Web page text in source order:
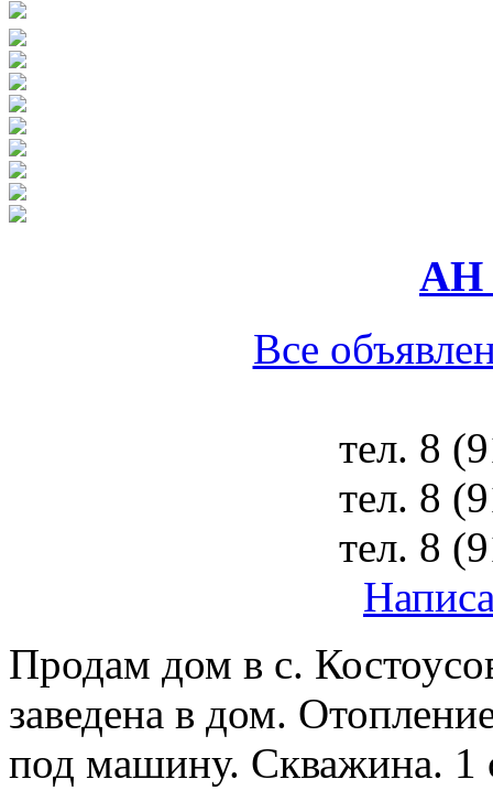
АН
Все
тел. 8
тел. 8
тел. 8
Продам дом в с.
заведена в дом.
под машину. Скважина. 1